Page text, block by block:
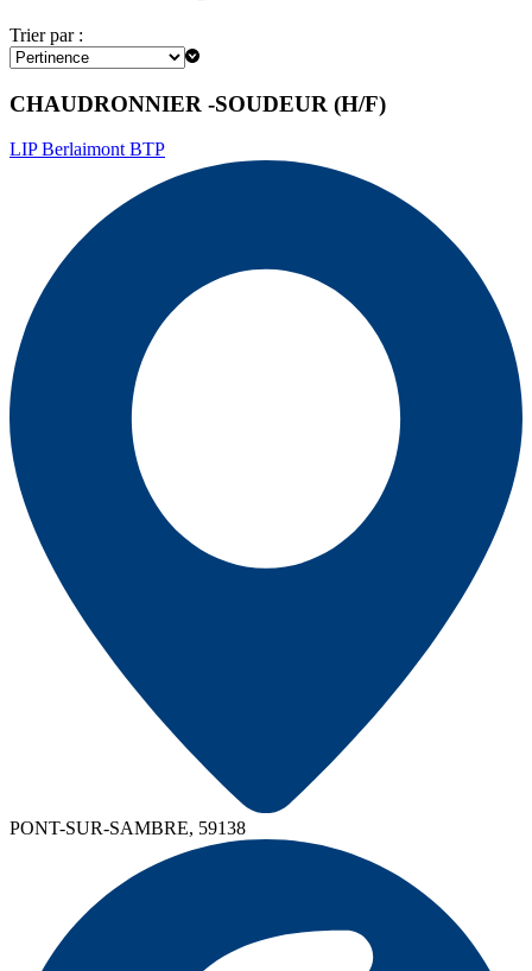
Trier par :
CHAUDRONNIER -SOUDEUR (H/F)
LIP Berlaimont BTP
PONT-SUR-SAMBRE, 59138